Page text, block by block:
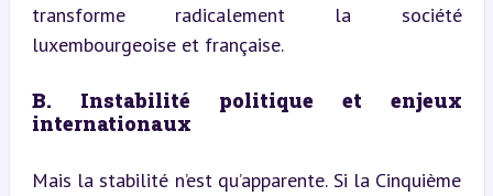
transforme radicalement la société
luxembourgeoise et française.
B. Instabilité politique et enjeux
internationaux
Mais la stabilité n’est qu’apparente. Si la Cinquième